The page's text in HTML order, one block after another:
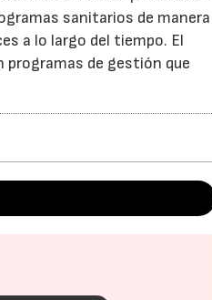
sanitarios de manera
a lo largo del tiempo. El
programas de gestión que